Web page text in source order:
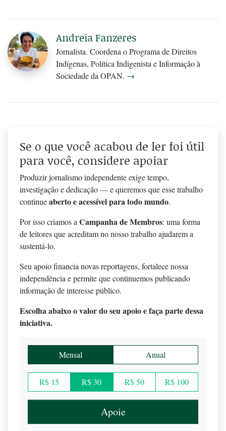
Andreia Fanzeres
Jornalista. Coordena o Programa de Direitos
Indígenas, Política Indigenista e Informação à
Sociedade da OPAN. →
Se o que você acabou de ler foi útil
para você, considere apoiar
Produzir jornalismo independente exige tempo,
investigação e dedicação — e queremos que esse trabalho
continueaberto e acessível para todo mundo.
Por isso criamos aCampanha de Membros: uma forma
de leitores que acreditam no nosso trabalho ajudarem a
sustentá-lo.
Seu apoio financia novas reportagens, fortalece nossa
independência e permite que continuemos publicando
informação de interesse público.
Escolha abaixo o valor do seu apoio e faça parte dessa
iniciativa.
Mensal Anual
R$ 15 R$ 30 R$ 50 R$ 100
Apoie